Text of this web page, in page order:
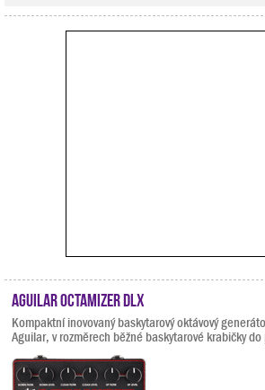
Aguilar Octamizer DLX
Kompaktní inovovaný baskytarový oktávový
Aguilar, v rozměrech běžné baskytarové krabičky do